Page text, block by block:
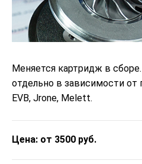
Меняется картридж в
отдельно в зависимости от
EVB, Jrone, Melett.
Цена: от 3500 руб.